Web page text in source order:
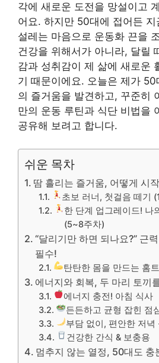
각에 새로운 도전을 망설이고
어요. 하지만 50대에 접어든 지
설레는 마음으로 운동화 끈을
건강을 위해서가 아니라, 달릴
감과 성취감이 제 삶에 새로운
기 때문이에요. 오늘은 제가
의 즐거움을 발견하고, 꾸준히
만의 운동 루틴과 식단 비법을
공유해 보려고 합니다.
쉬운 목차
땀 흘리는 즐거움, 어떻게 시
초보 러너, 첫걸음 떼기
한 단계 업그레이드! 나
(5~8주차)
“달리기만 하면 되나요?” 근
필수!
탄탄한 몸을 만드는 홈
에너지와 회복, 두 마리 토끼
에너지 충전! 아침 식사
든든하고 균형 잡힌 점
부담 없이, 편안한 저녁
건강한 간식 & 보충용
멈추지 않는 열정, 50대도 충